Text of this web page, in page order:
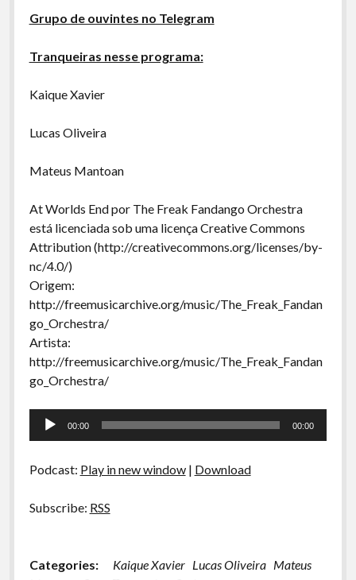
Grupo de ouvintes no Telegram
Tranqueiras nesse programa:
Kaique Xavier
Lucas Oliveira
Mateus Mantoan
At Worlds End por The Freak Fandango Orchestra
está licenciada sob uma licença Creative Commons
Attribution (http://creativecommons.org/licenses/by-
nc/4.0/)
Origem:
http://freemusicarchive.org/music/The_Freak_Fandan
go_Orchestra/
Artista:
http://freemusicarchive.org/music/The_Freak_Fandan
go_Orchestra/
Tocador
00:00 00:00
Podcast: Play in new window| Download
Subscribe: RSS
Categories: Kaique Xavier Lucas Oliveira Mateus